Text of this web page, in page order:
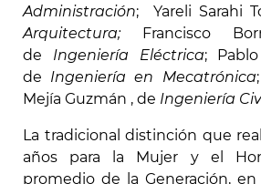
Administración; Yareli Sarahi
Arquitectura;
Francisco
de Ingeniería Eléctrica;
de Ingeniería en Mecatrónica
Mejía Guzmán , de Ingeniería
La tradicional distinción que
años para la Mujer y el
promedio de la Generación,